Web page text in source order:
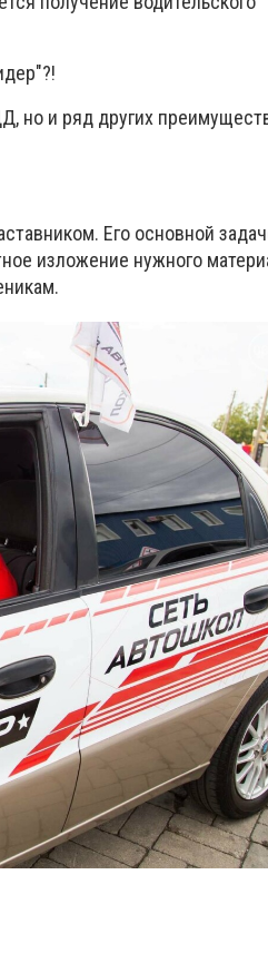
но и ряд других
Его основной
изложение нужного